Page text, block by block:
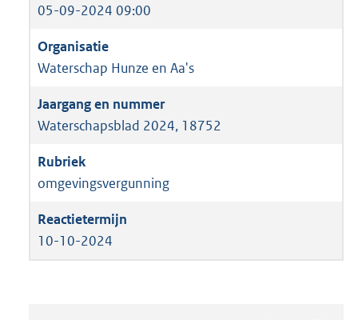
05-09-2024 09:00
Waterschap Hunze en Aa's
Waterschapsblad 2024, 18752
omgevingsvergunning
10-10-2024